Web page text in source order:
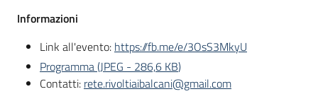
Informazioni
Link all'evento: https://fb.me/e/3OsS3MkyU
Programma(JPEG - 286,6 KB)
Contatti: rete.rivoltiaibalcani@gmail.com